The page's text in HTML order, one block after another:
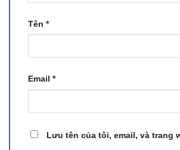
Tên *
Email *
Lưu tên của tôi, email, và trang